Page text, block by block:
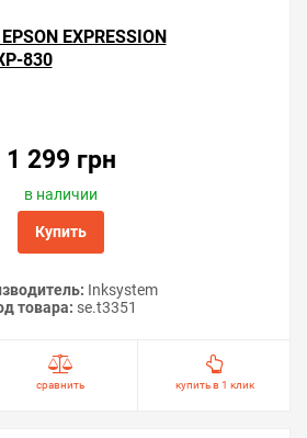
EXPRESSION
830
1 299 грн
в наличии
Купить
Inksystem
товара: se.t3351
сравнить купить в 1 клик